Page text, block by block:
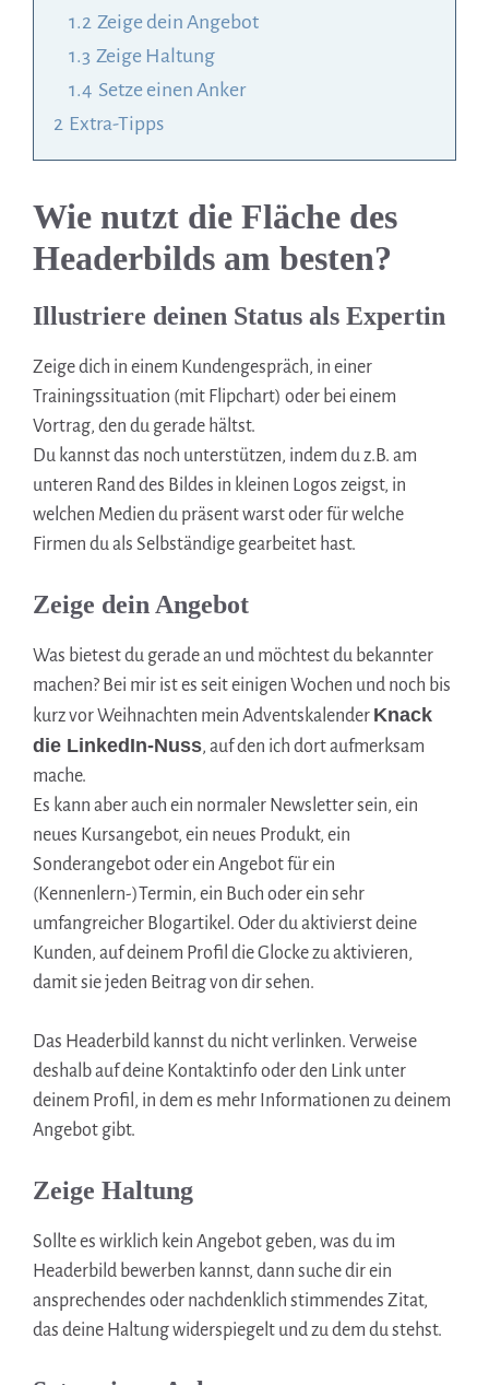
1.2 Zeige dein Angebot
1.3 Zeige Haltung
1.4 Setze einen Anker
2 Extra-Tipps
Wie nutzt die Fläche des
Headerbilds am besten?
Illustriere deinen Status als Expertin
Zeige dich in einem Kundengespräch, in einer
Trainingssituation (mit Flipchart) oder bei einem
Vortrag, den du gerade hältst.
Du kannst das noch unterstützen, indem du z.B. am
unteren Rand des Bildes in kleinen Logos zeigst, in
welchen Medien du präsent warst oder für welche
Firmen du als Selbständige gearbeitet hast.
Zeige dein Angebot
Was bietest du gerade an und möchtest du bekannter
machen? Bei mir ist es seit einigen Wochen und noch bis
kurz vor Weihnachten mein Adventskalender Knack
die LinkedIn-Nuss, auf den ich dort aufmerksam
mache.
Es kann aber auch ein normaler Newsletter sein, ein
neues Kursangebot, ein neues Produkt, ein
Sonderangebot oder ein Angebot für ein
(Kennenlern-)Termin, ein Buch oder ein sehr
umfangreicher Blogartikel. Oder du aktivierst deine
Kunden, auf deinem Profil die Glocke zu aktivieren,
damit sie jeden Beitrag von dir sehen.
Das Headerbild kannst du nicht verlinken. Verweise
deshalb auf deine Kontaktinfo oder den Link unter
deinem Profil, in dem es mehr Informationen zu deinem
Angebot gibt.
Zeige Haltung
Sollte es wirklich kein Angebot geben, was du im
Headerbild bewerben kannst, dann suche dir ein
ansprechendes oder nachdenklich stimmendes Zitat,
das deine Haltung widerspiegelt und zu dem du stehst.